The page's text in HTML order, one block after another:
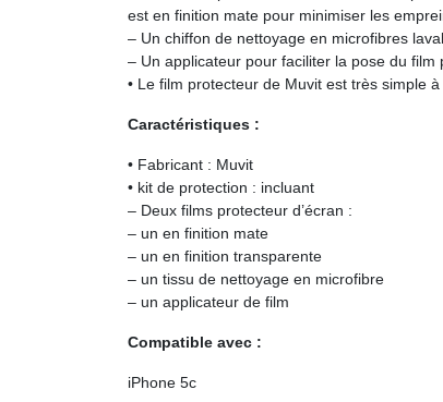
est en finition mate pour minimiser les
– Un chiffon de nettoyage en microfibres
– Un applicateur pour faciliter la pose du film
• Le film protecteur de Muvit est très simple
Caractéristiques :
• Fabricant : Muvit
• kit de protection : incluant
– Deux films protecteur d’écran :
– un en finition mate
– un en finition transparente
– un tissu de nettoyage en microfibre
– un applicateur de film
Compatible avec :
iPhone 5c